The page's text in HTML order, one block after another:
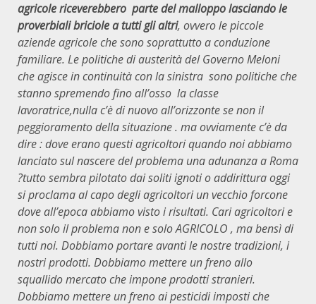
agricole riceverebbero parte del malloppo lasciando le
proverbiali briciole a tutti gli altri, ovvero le piccole
aziende agricole che sono soprattutto a conduzione
familiare. Le politiche di austerità del Governo Meloni
che agisce in continuità con la sinistra sono politiche che
stanno spremendo fino all’osso la classe
lavoratrice,nulla c’è di nuovo all’orizzonte se non il
peggioramento della situazione . ma ovviamente c’è da
dire : dove erano questi agricoltori quando noi abbiamo
lanciato sul nascere del problema una adunanza a Roma
?tutto sembra pilotato dai soliti ignoti o addirittura oggi
si proclama al capo degli agricoltori un vecchio forcone
dove all’epoca abbiamo visto i risultati. Cari agricoltori e
non solo il problema non e solo AGRICOLO , ma bensì di
tutti noi. Dobbiamo portare avanti le nostre tradizioni, i
nostri prodotti. Dobbiamo mettere un freno allo
squallido mercato che impone prodotti stranieri.
Dobbiamo mettere un freno ai pesticidi imposti che